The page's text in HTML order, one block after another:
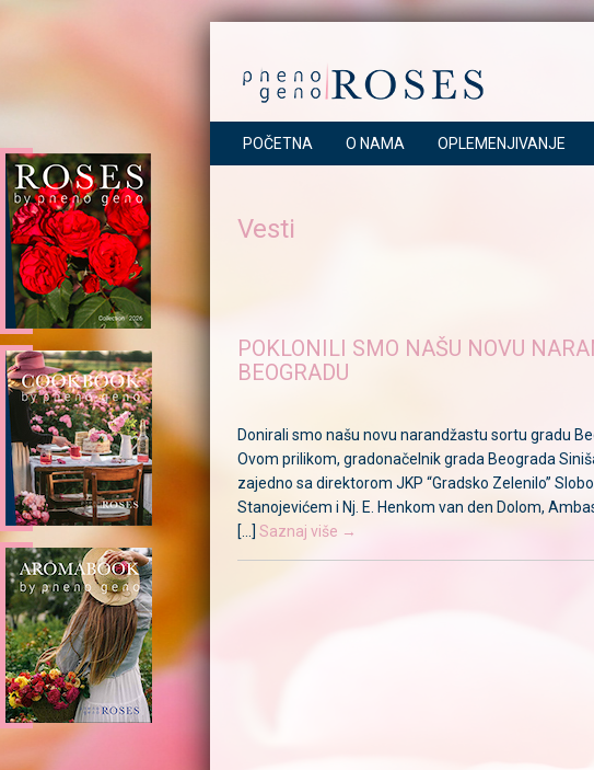
POČETNA O NAMA OPLEMENJIVANJE
Vesti
POKLONILI SMO NAŠU NOVU
BEOGRADU
Donirali smo našu novu narandžastu sortu gradu
Ovom prilikom, gradonačelnik grada Beograda
zajedno sa direktorom JKP “Gradsko Zelenilo”
Stanojevićem i Nj. E. Henkom van den Dolom,
[...] Saznaj više →